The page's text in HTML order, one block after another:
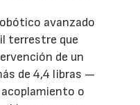
avanzado
terrestre que
de un
de 4,4 libras —
acoplamiento o